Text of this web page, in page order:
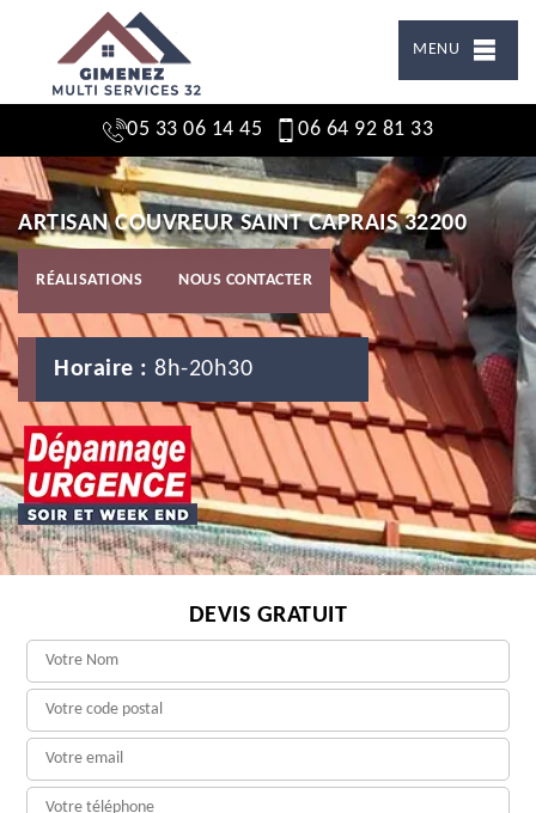
MENU
05 33 06 14 45 06 64 92 81 33
ARTISAN COUVREUR SAINT CAPRAIS 32200
RÉALISATIONS NOUS CONTACTER
Horaire : 8h-20h30
DEVIS GRATUIT